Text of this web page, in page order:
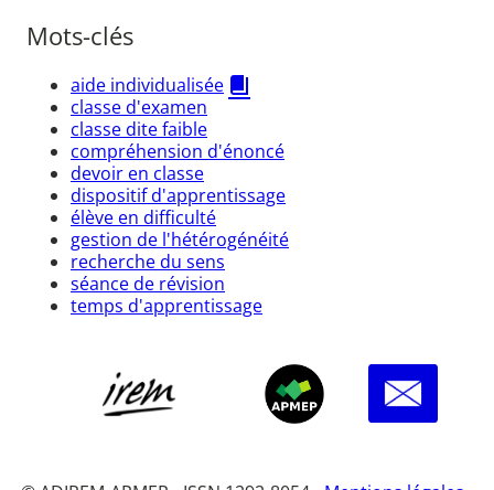
Mots-clés
aide individualisée
classe d'examen
classe dite faible
compréhension d'énoncé
devoir en classe
dispositif d'apprentissage
élève en difficulté
gestion de l'hétérogénéité
recherche du sens
séance de révision
temps d'apprentissage